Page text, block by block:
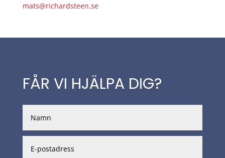
mats@richardsteen.se
FÅR VI HJÄLPA DIG?